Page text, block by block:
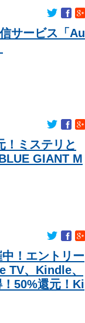
関係が保てず夫婦
サービス「Au
ミステリと
GIANT M
！エントリー
TV、Kindle、
50%還元！Ki